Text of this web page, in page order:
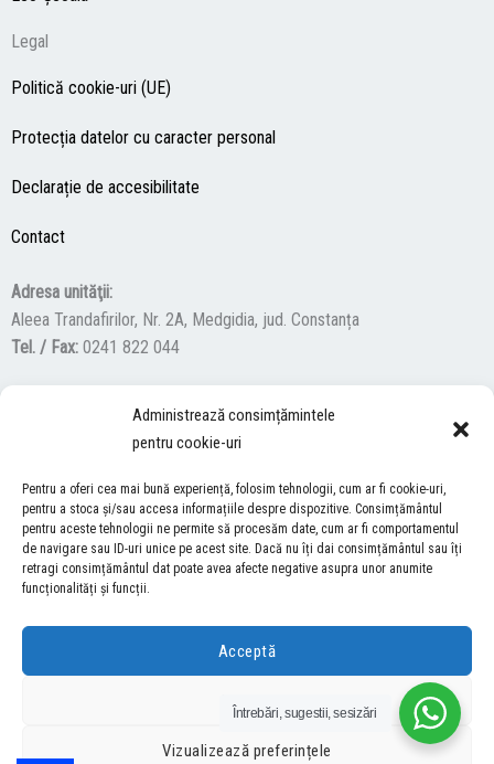
Administrează consimțămintele
pentru cookie-uri
Pentru a oferi cea mai bună experiență, folosim tehnologii, cum ar fi cookie-uri,
pentru a stoca și/sau accesa informațiile despre dispozitive. Consimțământul
pentru aceste tehnologii ne permite să procesăm date, cum ar fi comportamentul
de navigare sau ID-uri unice pe acest site. Dacă nu îți dai consimțământul sau îți
retragi consimțământul dat poate avea afecte negative asupra unor anumite
funcționalități și funcții.
Acceptă
Refuză
Vizualizează preferințele
Legal
Politică cookie-uri (UE)
Protecția datelor cu caracter personal
Declarație de accesibilitate
Contact
Adresa unităţii:
Aleea Trandafirilor, Nr. 2A, Medgidia, jud. Constanța
Tel. / Fax: 0241 822 044
F
a
c
e
b
o
k
Y
u
t
u
b
I
s
t
a
g
a
ACCES NEVĂZĂTORI
Descărcați programul NonVisual Desktop Acces, care oferă
persoanelor cu dizabilități vizuale posibilitatea de a consulta site-ul
COPYRIGHT © 2026 ŞCOALA GIMNAZIALĂ “LUCIAN GRIGORESCU” MEDGIDIA
DEZVOLTAT DE SURFVERSE
Întrebări, sugestii, sesizări